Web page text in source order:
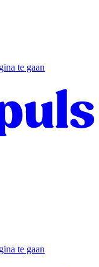
te gaan
te gaan